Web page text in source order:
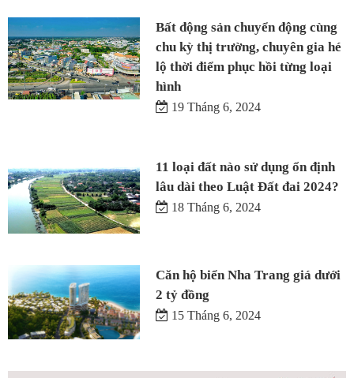
Bất động sản chuyển động cùng
chu kỳ thị trường, chuyên gia hé
lộ thời điểm phục hồi từng loại
hình
19 Tháng 6, 2024
11 loại đất nào sử dụng ổn định
lâu dài theo Luật Đất đai 2024?
18 Tháng 6, 2024
Căn hộ biển Nha Trang giá dưới
2 tỷ đồng
15 Tháng 6, 2024